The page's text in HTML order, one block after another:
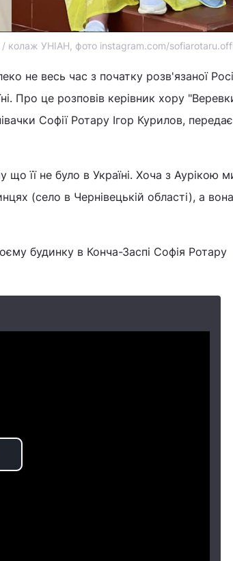
/ колаж УНІАН, фото instagram.com/
не весь час з початку розв'язаної
Про це розповів керівник хору
Софії Ротару Ігор Курилов, передає
її не було в Україні. Хоча з Аурікою
(село в Чернівецькій області), а
будинку в Конча-Заспі Софія Ротару